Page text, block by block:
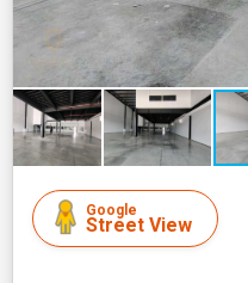
Google
Street View